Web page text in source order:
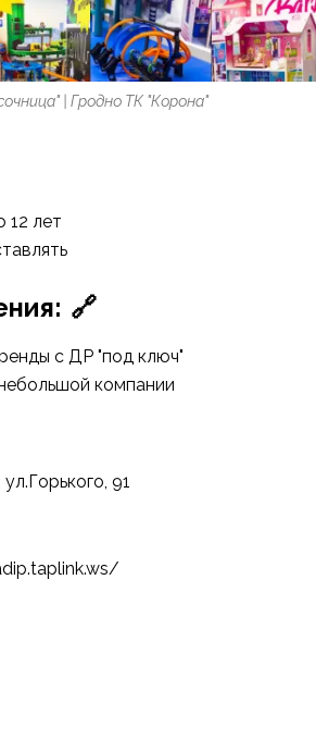
| Гродно ТК "Корона"
12 лет
🔗
с ДР "под ключ"
компании
91